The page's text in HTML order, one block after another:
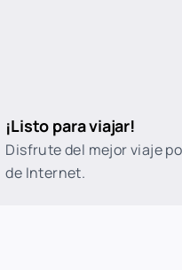
¡Listo para viajar!
Disfrute del mejor viaje
de Internet.